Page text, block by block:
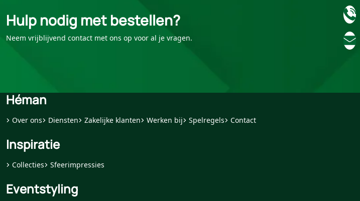
Hulp nodig met bestellen?
Neem vrijblijvend contact met ons op voor al je vragen.
Héman
Over ons Diensten Zakelijke klanten Werken bij Spelregels Contact
Inspiratie
Collecties Sfeerimpressies
Eventstyling